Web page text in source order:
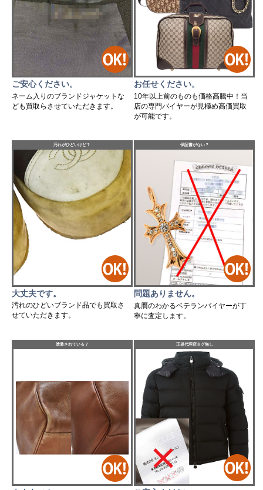
ご安心ください。
ネーム入りのブランドジャケットな
ども買取らさせていただきます。
お任せください。
10年以上前のものも価格高騰中！当
店の専門バイヤーが見極め高価買取
が可能です。
汚れがひどいけど？
大丈夫です。
汚れのひどいブランド品でも買取さ
せていただきます。
保証書がない？
問題ありません。
真贋のわかるベテランバイヤーが丁
寧に査定します。
塗装されている？ 正規代理店タグ無し